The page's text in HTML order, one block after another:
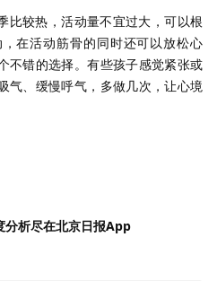
比较热，活动量不宜过大，可以根
在活动筋骨的同时还可以放松心
不错的选择。有些孩子感觉紧张或
气、缓慢呼气，多做几次，让心境
分析尽在北京日报App